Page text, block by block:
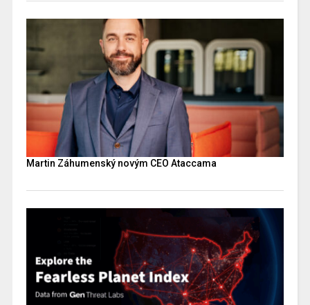
Martin Záhumenský novým CEO Ataccama